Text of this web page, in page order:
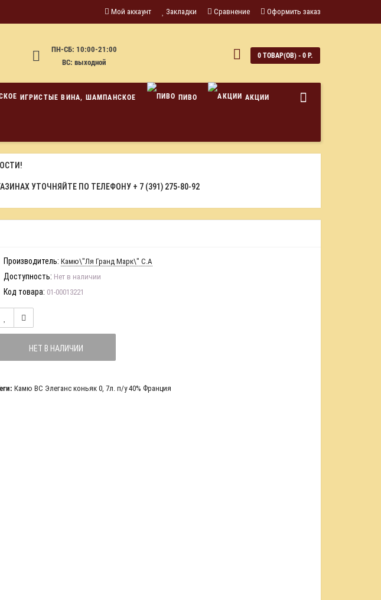
Мой аккаунт Закладки Сравнение Оформить заказ
ПН-СБ: 10:00-21:00
ВС: выходной
0 ТОВАР(ОВ) - 0 Р.
ИГРИСТЫЕ ВИНА, ШАМПАНСКОЕ ПИВО АКЦИИ
УТОЧНЯЙТЕ ПО ТЕЛЕФОНУ + 7 (391) 275-80-92
Производитель: Камю\"Ля Гранд Марк\" С.А
Доступность: Нет в наличии
Код товара: 01-00013221
НЕТ В НАЛИЧИИ
Камю ВС Элеганс коньяк 0, 7л. п/у 40% Франция